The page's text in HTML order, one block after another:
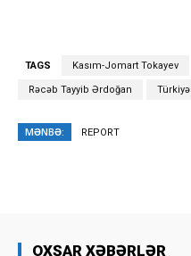
TAGS Kasım-Jomart Tokayev
Rəcəb Tayyib Ərdoğan Türkiyə
MƏNBƏ: REPORT
OXŞAR XƏBƏRLƏR